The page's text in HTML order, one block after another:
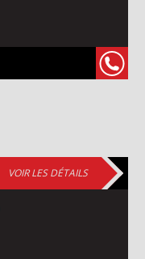
VOIR LES DÉTAILS